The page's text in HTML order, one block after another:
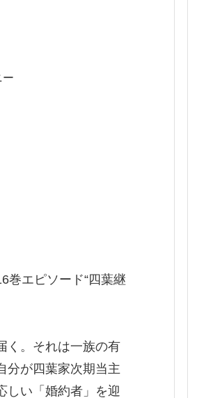
巻エピソード“四葉継
く。それは一族の有
分が四葉家次期当主
しい「婚約者」を迎